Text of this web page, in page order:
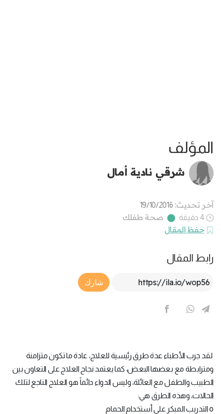
المؤلف
شرقي نادية أمال
آخر تحديث: 19/10/2016
4 دقيقة
صحة طفلك
حفظ المقال
رابط المقال
Article Link
شارك
لقد جرب الأطباء عدة طرق رئيسية للعلاج، عادة ما تكون متزامنة
ومترابطة مع بعضها البعض، كما يعتمد نجاح العلاج على التعاون بين
الطبيب والطفل مع العائلة، وليس الدواء دائماً هو العلاج الناجع لتلك
الحالات، وهذه الطرق هي:
o التدريب المبكر على أستخدام الحمام